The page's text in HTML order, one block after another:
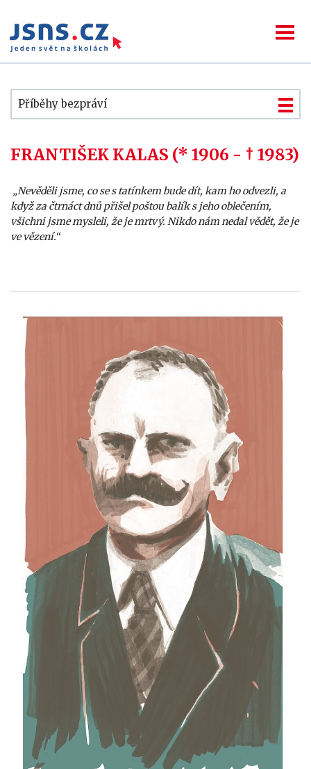
Příběhy bezpráví
FRANTIŠEK KALAS (* 1906 - † 1983)
„Nevěděli jsme, co se s tatínkem bude dít, kam ho odvezli, a
když za čtrnáct dnů přišel poštou balík s jeho oblečením,
všichni jsme mysleli, že je mrtvý. Nikdo nám nedal vědět, že je
ve vězení.“